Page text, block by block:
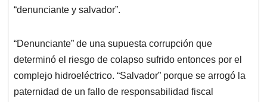
“denunciante y salvador”.
“Denunciante” de una supuesta corrupción que
determinó el riesgo de colapso sufrido entonces por el
complejo hidroeléctrico. “Salvador” porque se arrogó la
paternidad de un fallo de responsabilidad fiscal